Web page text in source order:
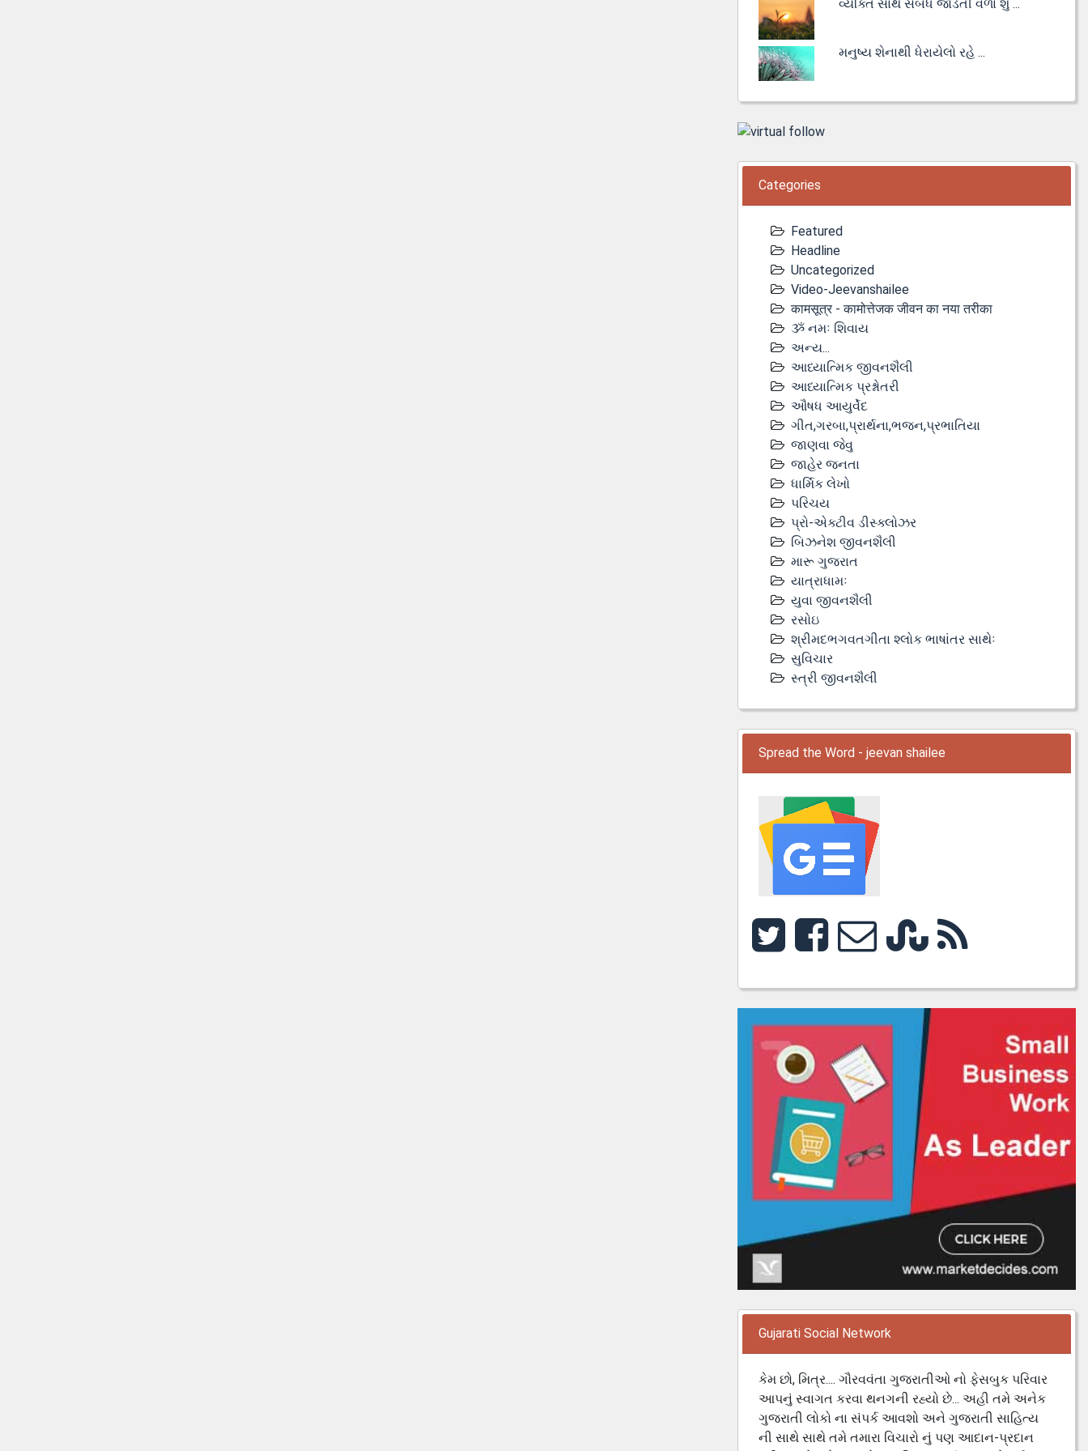
વ્યક્તિ સાથે સંબંધ જોડતી વેળા શું ...
મનુષ્ય શેનાથી ધેરાયેલો રહે ...
Categories
Featured
Headline
Uncategorized
Video-Jeevanshailee
कामसूत्र - कामोत्तेजक जीवन का नया तरीका
ૐ નમઃ શિવાય
અન્ય...
આધ્યાત્મિક જીવનશૈલી
આધ્યાત્મિક પ્રશ્નોતરી
ઔષધ આયુર્વેદ
ગીત,ગરબા,પ્રાર્થના,ભજન,પ્રભાતિયા
જાણવા જેવુ
જાહેર જનતા
ધાર્મિક લેખો
પરિચય
પ્રો-એક્ટીવ ડીસ્‍ક્લોઝર
બિઝનેશ જીવનશૈલી
મારૂ ગુજરાત
યાત્રાધામઃ
યુવા જીવનશૈલી
રસોઇ
શ્રીમદભગવતગીતા શ્લોક ભાષાંતર સાથેઃ
સુવિચાર
સ્ત્રી જીવનશૈલી
Spread the Word - jeevan shailee
Gujarati Social Network
કેમ છો, મિત્ર.... ગૌરવવંતા ગુજરાતીઓ નો ફેસબુક પરિવાર
આપનું સ્વાગત કરવા થનગની રહ્યો છે... અહી તમે અનેક
ગુજરાતી લોકો ના સંપર્ક આવશો અને ગુજરાતી સાહિત્ય
ની સાથે સાથે તમે તમારા વિચારો નું પણ આદાન-પ્રદાન